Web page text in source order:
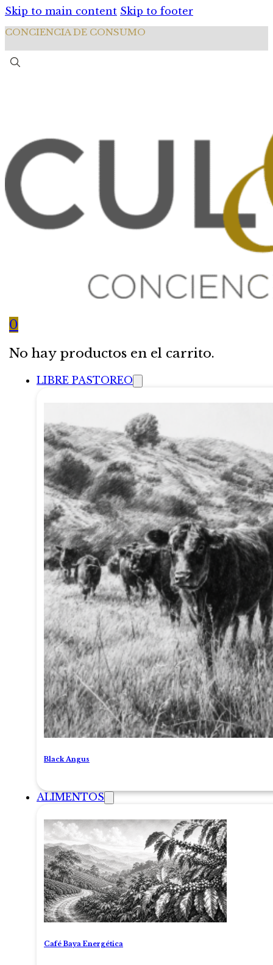
Skip to main content Skip to footer
CONCIENCIA DE CONSUMO
0
No hay productos en el carrito.
LIBRE PASTOREO
Black Angus
ALIMENTOS
Café Baya Energética